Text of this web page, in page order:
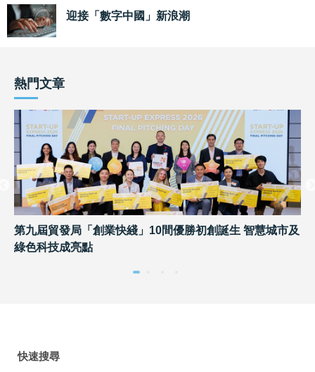
迎接「數字中國」新浪潮
熱門文章
第九屆貿發局「創業快綫」10間優勝初創誕生 智慧城市及
綠色科技成亮點
快速搜尋